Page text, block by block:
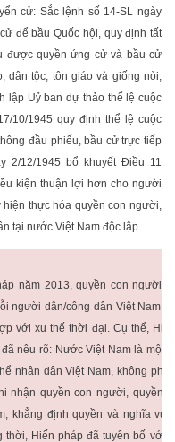
cử: Sắc lệnh số 14-SL ngày
để bầu Quốc hội, quy định tất
được quyền ứng cử và bầu cử
dân tộc, tôn giáo và giống nòi;
lập Uỷ ban dự thảo thể lệ cuộc
10/1945 quy định thể lệ cuộc
đầu phiếu, bầu cử trực tiếp
2/12/1945 bổ khuyết Điều 11
kiện thuận lợi hơn cho người
thực hóa quyền con người,
tại nước Việt Nam độc lập.
năm 2013, quyền con người
người dân/công dân Việt Nam
với xu thế thời đại. Cụ thể,
nêu rõ: Nước Việt Nam là một
nhân dân Việt Nam, không
nhận quyền con người, quyền
khẳng định quyền và nghĩa vụ
thời, Hiến pháp đã tuyên bố với